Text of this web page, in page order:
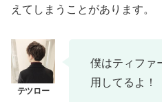
えてしまうことがあります。
僕はティファ
用してるよ！